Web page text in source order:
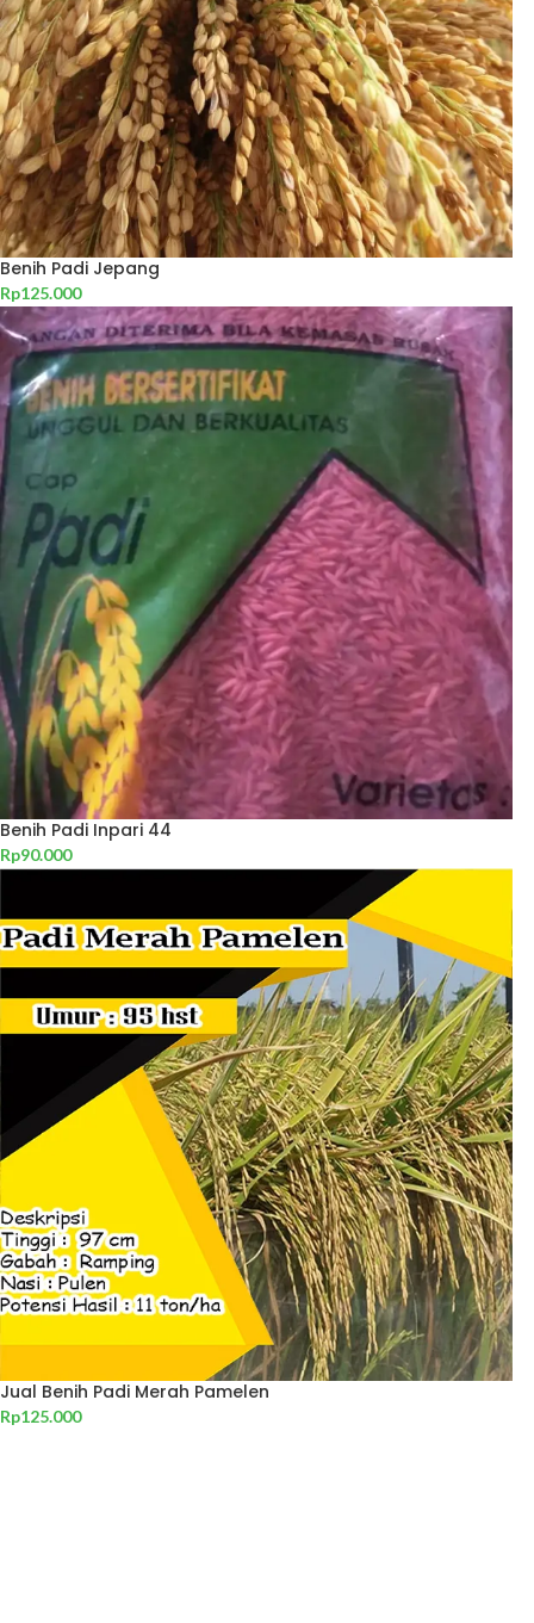
Benih Padi Jepang
Rp125.000
Benih Padi Inpari 44
Rp90.000
Jual Benih Padi Merah Pamelen
Rp125.000